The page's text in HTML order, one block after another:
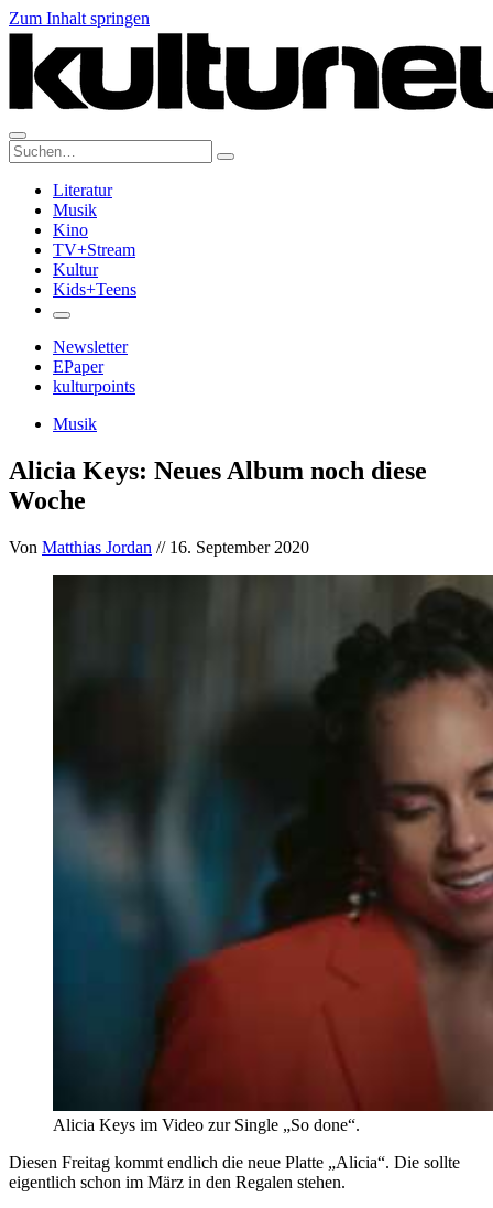
Zum Inhalt springen
Suche:
Literatur
Musik
Kino
TV+Stream
Kultur
Kids+Teens
Newsletter
EPaper
kulturpoints
Musik
Alicia Keys: Neues Album noch diese
Woche
Von Matthias Jordan // 16. September 2020
Alicia Keys im Video zur Single „So done“.
Diesen Freitag kommt endlich die neue Platte „Alicia“. Die sollte
eigentlich schon im März in den Regalen stehen.